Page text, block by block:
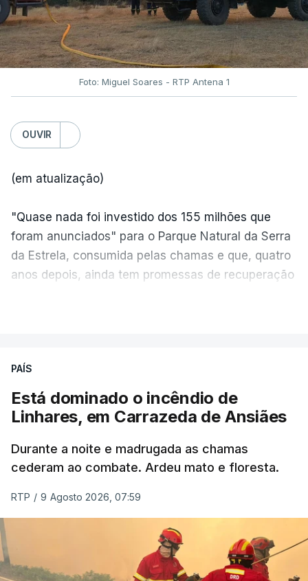
Foto: Miguel Soares - RTP Antena 1
OUVIR
(em atualização)
"Quase nada foi investido dos 155 milhões que
foram anunciados" para o Parque Natural da Serra
da Estrela, consumida pelas chamas e que, quatro
anos depois, ainda tem promessas de recuperação
ESTE CONTEÚDO ESTÁ NESTE
PAÍS
Está dominado o incêndio de
Linhares, em Carrazeda de Ansiães
Durante a noite e madrugada as chamas
cederam ao combate. Ardeu mato e floresta.
RTP / 9 Agosto 2026, 07:59